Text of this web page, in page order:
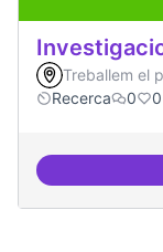
Treballem el
Recerca
0 0